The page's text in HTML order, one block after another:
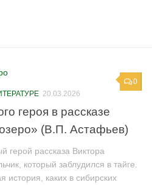
0
20.03.2026
героя в рассказе
(В.П. Астафьев)
герой рассказа Виктора
который заблудился в тайге.
история, каких в сибирских